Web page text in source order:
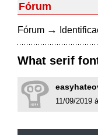
Fórum
Fórum →
What serif
11/09/2019